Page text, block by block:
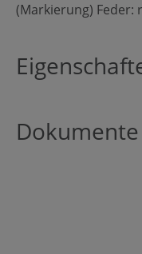
(Markierung) Feder:
Dokumente